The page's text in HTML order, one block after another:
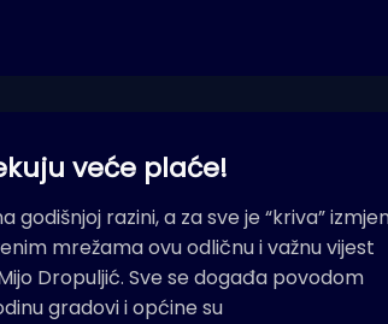
veće plaće!
razini, a za sve je “kriva”
mrežama ovu odličnu i važnu vijest
Dropuljić. Sve se događa povodom
gradovi i općine su